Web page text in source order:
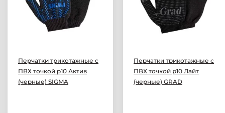
Перчатки трикотажные с
ПВХ точкой р10 Актив
(черные) SIGMA
Перчатки трикотажные с
ПВХ точкой р10 Лайт
(черные) GRAD